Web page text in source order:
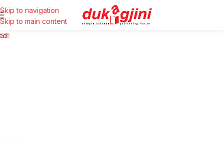
Skip to navigation
Skip to main content